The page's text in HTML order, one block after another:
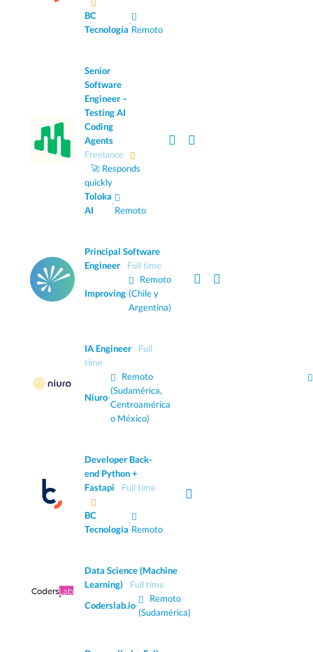
BC
Tecnología
·
Remoto
Senior
Software
Engineer –
Testing AI
Coding
Agents
Freelance
🚀 Responds
quickly
Toloka
AI
·
Remoto
Principal Software
Engineer
Full time
Improving·
Remoto
(Chile y
Argentina)
IA Engineer
Full
time
Niuro·
Remoto
(Sudamérica,
Centroamérica
o México)
Developer Back-
end Python +
Fastapi
Full time
BC
Tecnología
·
Remoto
Data Science (Machine
Learning)
Full time
Coderslab.io·
Remoto
(Sudamérica)